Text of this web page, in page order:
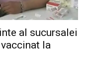
al sucursalei
la